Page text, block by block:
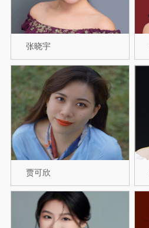
张晓宇
贾可欣